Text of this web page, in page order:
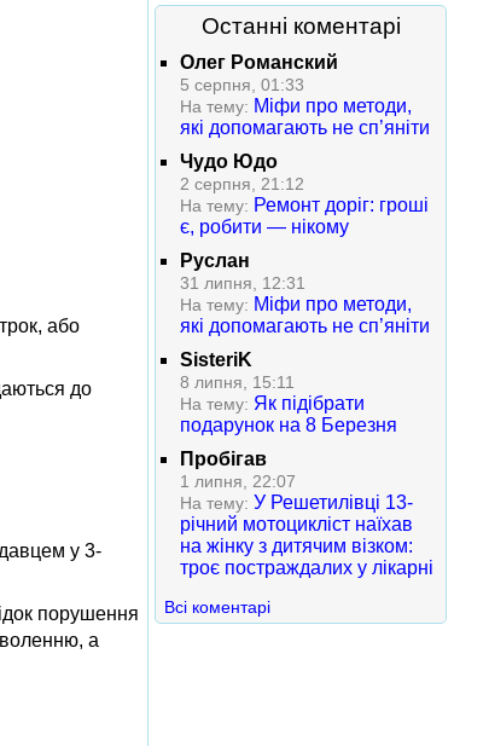
або
до
у 3-
порушення
а
Останні коментарі
Олег Романский
5 серпня, 01:33
На тему: Міфи про методи,
які допомагають не сп’яніти
Чудо Юдо
2 серпня, 21:12
На тему: Ремонт доріг: гроші
є, робити — нікому
Руслан
31 липня, 12:31
На тему: Міфи про методи,
які допомагають не сп’яніти
SisteriK
8 липня, 15:11
На тему: Як підібрати
подарунок на 8 Березня
Пробігав
1 липня, 22:07
На тему: У Решетилівці 13-
річний мотоцикліст наїхав
на жінку з дитячим візком:
троє постраждалих у лікарні
Всі коментарі